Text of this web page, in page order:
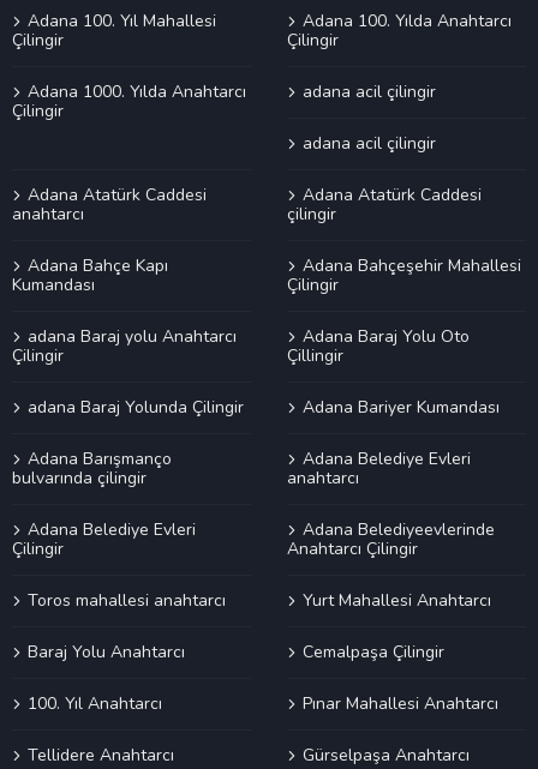
Adana 100. Yıl Mahallesi
Çilingir
Adana 100. Yılda Anahtarcı
Çilingir
Adana 1000. Yılda Anahtarcı
Çilingir
adana acil çilingir
adana acil çilingir
Adana Atatürk Caddesi
anahtarcı
Adana Atatürk Caddesi
çilingir
Adana Bahçe Kapı
Kumandası
Adana Bahçeşehir Mahallesi
Çilingir
adana Baraj yolu Anahtarcı
Çilingir
Adana Baraj Yolu Oto
Çillingir
adana Baraj Yolunda Çilingir Adana Bariyer Kumandası
Adana Barışmanço
bulvarında çilingir
Adana Belediye Evleri
anahtarcı
Adana Belediye Evleri
Çilingir
Adana Belediyeevlerinde
Anahtarcı Çilingir
Toros mahallesi anahtarcı Yurt Mahallesi Anahtarcı
Baraj Yolu Anahtarcı Cemalpaşa Çilingir
100. Yıl Anahtarcı Pınar Mahallesi Anahtarcı
Tellidere Anahtarcı Gürselpaşa Anahtarcı